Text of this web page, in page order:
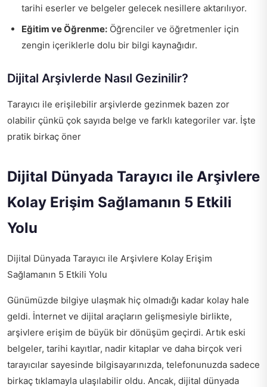
tarihi eserler ve belgeler gelecek nesillere aktarılıyor.
Eğitim ve Öğrenme: Öğrenciler ve öğretmenler için
zengin içeriklerle dolu bir bilgi kaynağıdır.
Dijital Arşivlerde Nasıl Gezinilir?
Tarayıcı ile erişilebilir arşivlerde gezinmek bazen zor
olabilir çünkü çok sayıda belge ve farklı kategoriler var. İşte
pratik birkaç öner
Dijital Dünyada Tarayıcı ile Arşivlere
Kolay Erişim Sağlamanın 5 Etkili
Yolu
Dijital Dünyada Tarayıcı ile Arşivlere Kolay Erişim
Sağlamanın 5 Etkili Yolu
Günümüzde bilgiye ulaşmak hiç olmadığı kadar kolay hale
geldi. İnternet ve dijital araçların gelişmesiyle birlikte,
arşivlere erişim de büyük bir dönüşüm geçirdi. Artık eski
belgeler, tarihi kayıtlar, nadir kitaplar ve daha birçok veri
tarayıcılar sayesinde bilgisayarınızda, telefonunuzda sadece
birkaç tıklamayla ulaşılabilir oldu. Ancak, dijital dünyada